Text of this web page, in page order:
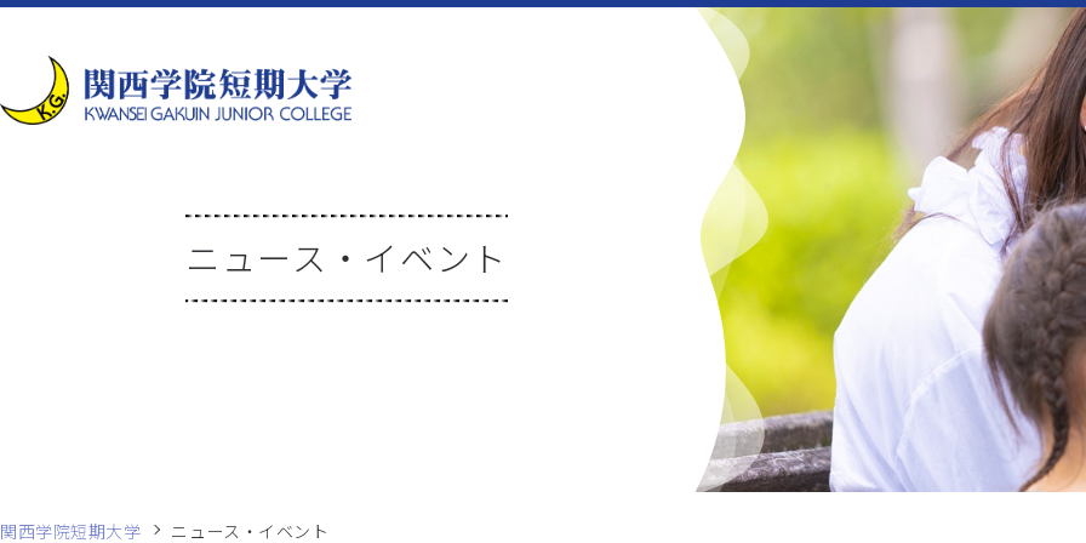
ニュース・イベント
関西学院短期大学 ニュース・イベント